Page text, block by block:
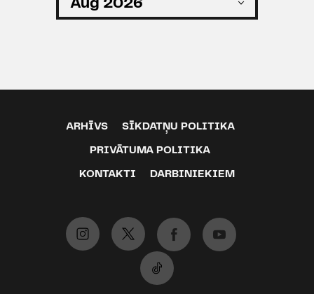
ARHĪVS SĪKDATŅU POLITIKA
PRIVĀTUMA POLITIKA
KONTAKTI DARBINIEKIEM